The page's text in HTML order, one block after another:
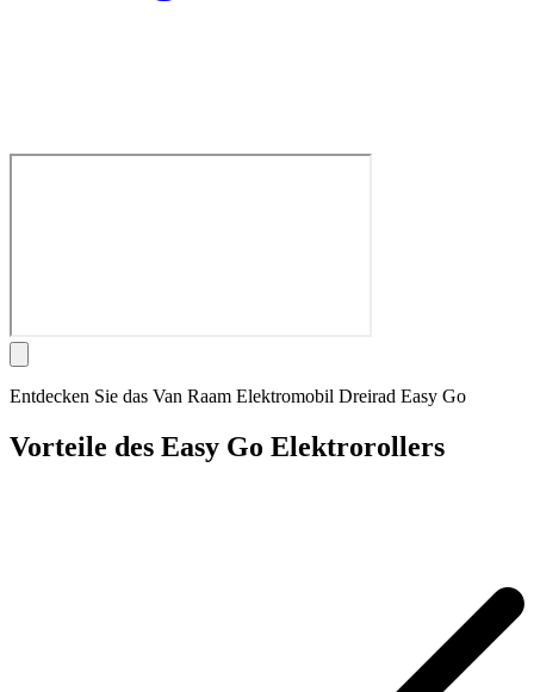
Entdecken Sie das Van Raam Elektromobil Dreirad Easy Go
Vorteile des Easy Go Elektrorollers